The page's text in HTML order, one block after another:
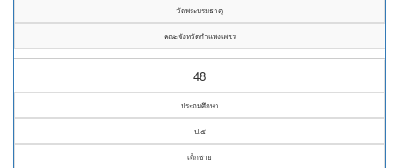
วัดพระบรมธาตุ
คณะจังหวัดกำแพงเพชร
48
ประถมศึกษา
ป.๕
เด็กชาย